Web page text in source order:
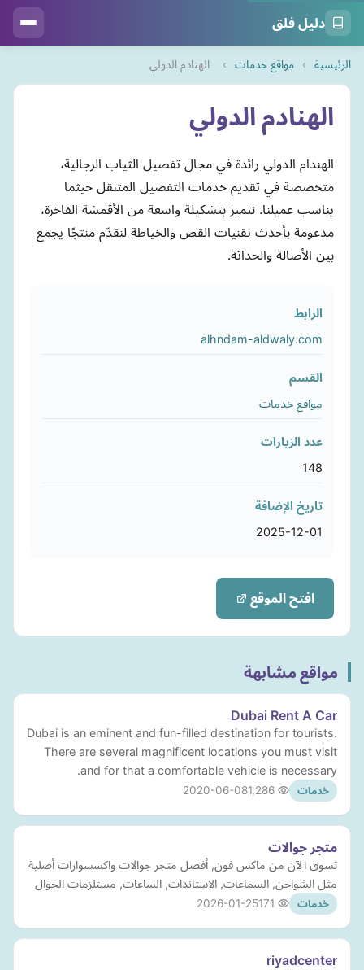
دليل فلق
الرئيسية › مواقع خدمات › الهنادم الدولي
الهنادم الدولي
الهندام الدولي رائدة في مجال تفصيل الثياب الرجالية،
متخصصة في تقديم خدمات التفصيل المتنقل حيثما
يناسب عميلنا. نتميز بتشكيلة واسعة من الأقمشة الفاخرة،
مدعومة بأحدث تقنيات القص والخياطة لنقدّم منتجًا يجمع
بين الأصالة والحداثة.
الرابط
alhndam-aldwaly.com
القسم
مواقع خدمات
عدد الزيارات
148
تاريخ الإضافة
2025-12-01
افتح الموقع
مواقع مشابهة
Dubai Rent A Car
Dubai is an eminent and fun-filled destination for tourists.
There are several magnificent locations you must visit
and for that a comfortable vehicle is necessary.
خدمات 2020-06-08
متجر جوالات
تسوق الآن من ماكس فون, أفضل متجر جوالات واكسسوارات أصلية
مثل الشواحن, السماعات, الاستاندات, الساعات, مستلزمات الجوال
خدمات 2026-01-25
riyadcenter